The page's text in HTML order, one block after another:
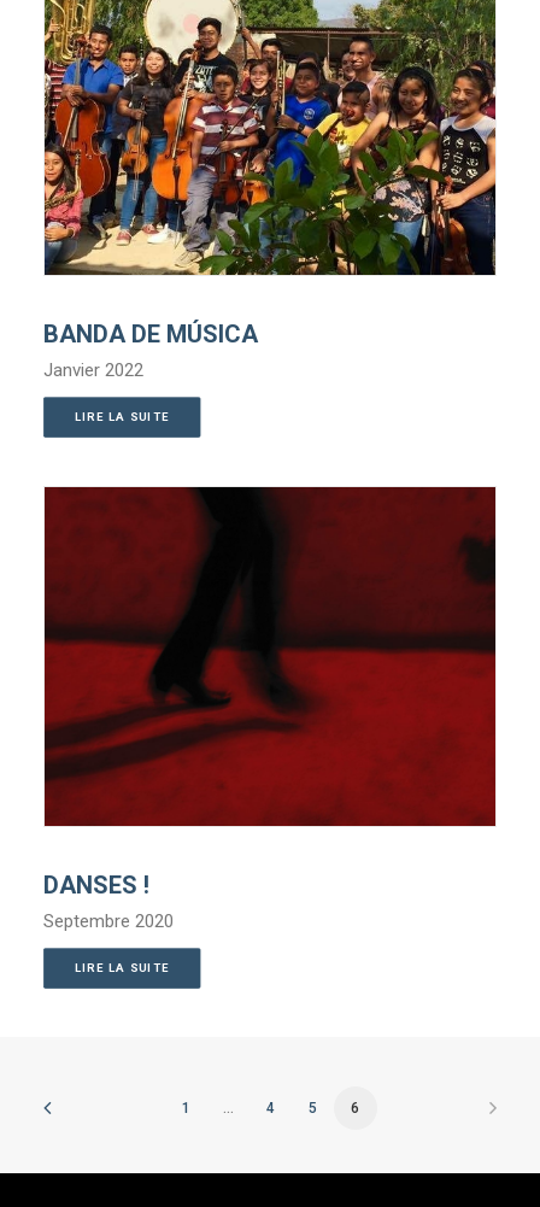
BANDA DE MÚSICA
Janvier 2022
LIRE LA SUITE
DANSES !
Septembre 2020
LIRE LA SUITE
1 4 5 6